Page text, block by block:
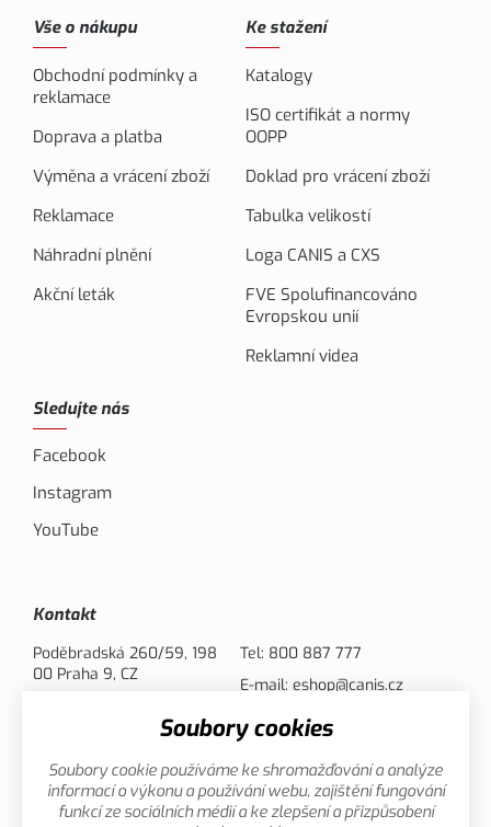
Vše o nákupu
Obchodní podmínky a
reklamace
Doprava a platba
Výměna a vrácení zboží
Reklamace
Náhradní plnění
Akční leták
Ke stažení
Katalogy
ISO certifikát a normy
OOPP
Doklad pro vrácení zboží
Tabulka velikostí
Loga CANIS a CXS
FVE Spolufinancováno
Evropskou unií
Reklamní videa
Sledujte nás
Facebook
Instagram
YouTube
Kontakt
Poděbradská 260/59, 198
00 Praha 9, CZ
Tel: 800 887 777
E-mail: eshop@canis.cz
Možnosti platby
Soubory cookies
Soubory cookie používáme ke shromažďování a analýze
informací o výkonu a používání webu, zajištění fungování
funkcí ze sociálních médií a ke zlepšení a přizpůsobení